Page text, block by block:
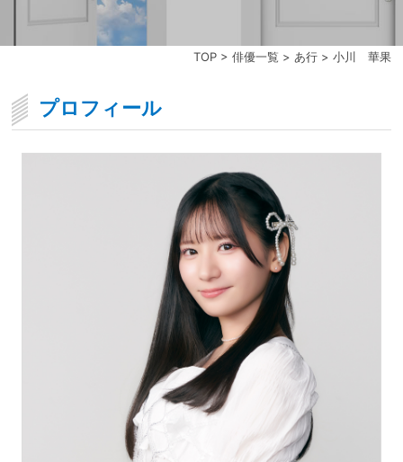
TOP> 俳優一覧 > あ行> 小川 華果
プロフィール